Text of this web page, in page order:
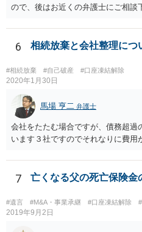
ので、後はお近くの弁護士にご相談
6 相続放棄と会社整理につ
#相続放棄 #自己破産 #口座凍結解除
2020年1月30日
馬場 亨二 弁護士
会社をたたむ場合ですが、債務超過
います３社ですのでそれなりに費
7 亡くなる父の死亡保険金
#遺言 #M&A・事業承継 #口座凍結解除
2019年9月2日